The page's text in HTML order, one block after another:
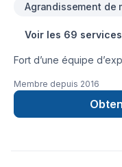
Agrandissement de
Voir les 69 services
Fort d’une équipe
exigences. Notre
en milieu de travail.
votre espace
Membre depuis 2016